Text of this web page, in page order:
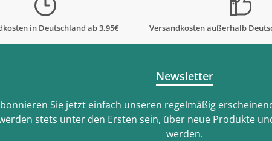
in Deutschland ab 3,95€ Versandkosten außerhalb
Newsletter
Sie jetzt einfach unseren regelmäßig
stets unter den Ersten sein, über neue Produkte
werden.